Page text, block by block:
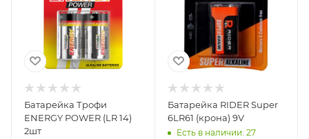
Батарейка Трофи
ENERGY POWER (LR 14)
2шт
Батарейка RIDER Super
6LR61 (крона) 9V
Есть в наличии: 27